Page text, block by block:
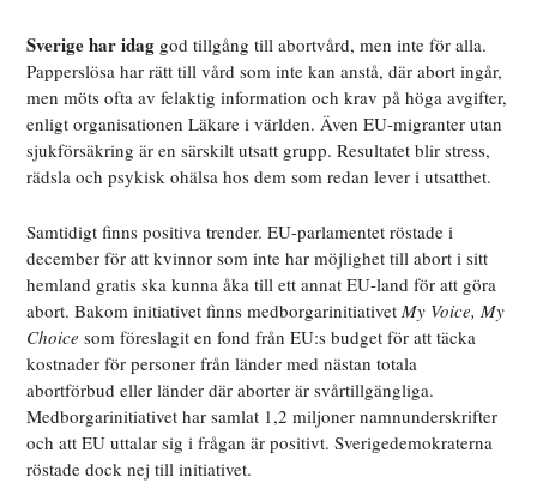
Sverige har idag god tillgång till abortvård, men inte för alla.
Papperslösa har rätt till vård som inte kan anstå, där abort ingår,
men möts ofta av felaktig information och krav på höga avgifter,
enligt organisationen Läkare i världen. Även EU-migranter utan
sjukförsäkring är en särskilt utsatt grupp. Resultatet blir stress,
rädsla och psykisk ohälsa hos dem som redan lever i utsatthet.
Samtidigt finns positiva trender. EU-parlamentet röstade i
december för att kvinnor som inte har möjlighet till abort i sitt
hemland gratis ska kunna åka till ett annat EU-land för att göra
abort. Bakom initiativet finns medborgarinitiativetMy Voice, My
Choice som föreslagit en fond från EU:s budget för att täcka
kostnader för personer från länder med nästan totala
abortförbud eller länder där aborter är svårtillgängliga.
Medborgarinitiativet har samlat 1,2 miljoner namnunderskrifter
och att EU uttalar sig i frågan är positivt. Sverigedemokraterna
röstade dock nej till initiativet.